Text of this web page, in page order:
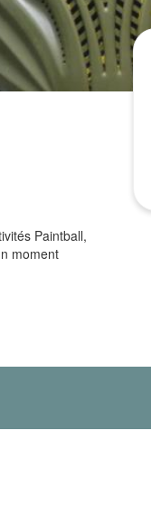
Paintball,
moment